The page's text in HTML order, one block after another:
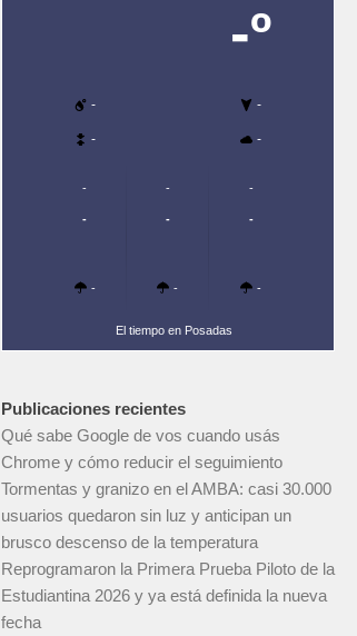
-º
- -
- -
-
-
-
-
-
-
-
-
-
El tiempo en Posadas
Publicaciones recientes
Qué sabe Google de vos cuando usás
Chrome y cómo reducir el seguimiento
Tormentas y granizo en el AMBA: casi 30.000
usuarios quedaron sin luz y anticipan un
brusco descenso de la temperatura
Reprogramaron la Primera Prueba Piloto de la
Estudiantina 2026 y ya está definida la nueva
fecha